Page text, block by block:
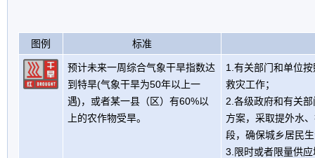
图例 标准
预计未来一周综合气象干旱指数达
到特旱(气象干旱为50年以上一
遇)，或者某一县（区）有60%以
上的农作物受旱。
1.有关部门和单位
救灾工作；
2.各级政府和有关
方案，采取提外水
段，确保城乡居民
3.限时或者限量供